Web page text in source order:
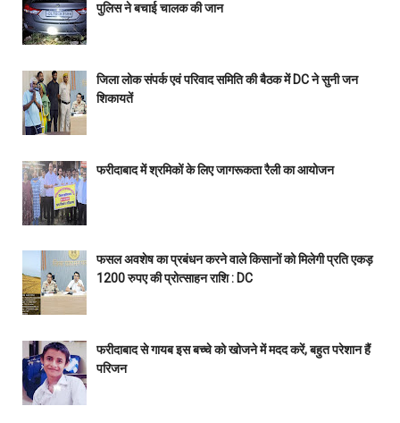
पुलिस ने बचाई चालक की जान
जिला लोक संपर्क एवं परिवाद समिति की बैठक में DC ने सुनी जन
शिकायतें
फरीदाबाद में श्रमिकों के लिए जागरूकता रैली का आयोजन
फसल अवशेष का प्रबंधन करने वाले किसानों को मिलेगी प्रति एकड़
1200 रुपए की प्रोत्साहन राशि : DC
फरीदाबाद से गायब इस बच्चे को खोजने में मदद करें, बहुत परेशान हैं
परिजन